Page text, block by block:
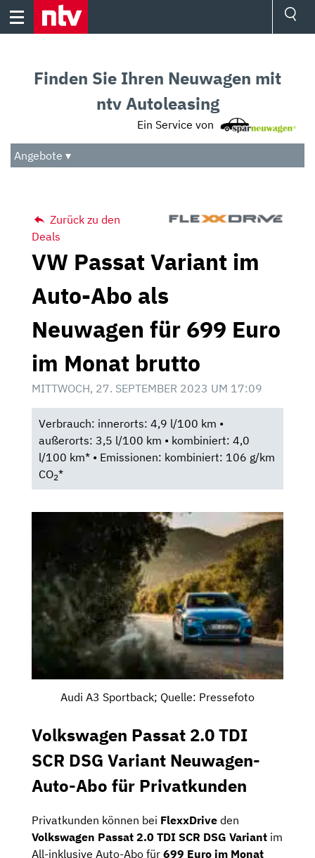
Skip
Audio
Das Beste
Finden Sie Ihren Neuwagen mit
ntv Autoleasing
Ein Service von
Angebote ▾
Zurück zu den
Deals
VW Passat Variant im
Auto-Abo als
Neuwagen für 699 Euro
im Monat brutto
MITTWOCH, 27. SEPTEMBER 2023 UM 17:09
Verbrauch: innerorts: 4,9 l/100 km •
außerorts: 3,5 l/100 km • kombiniert: 4,0
l/100 km* • Emissionen: kombiniert: 106 g/km
CO2*
Audi A3 Sportback; Quelle: Pressefoto
Volkswagen Passat 2.0 TDI
SCR DSG Variant Neuwagen-
Auto-Abo für Privatkunden
Privatkunden können bei FlexxDrive den
Volkswagen Passat 2.0 TDI SCR DSG Variant im
All-inklusive Auto-Abo für 699 Euro im Monat